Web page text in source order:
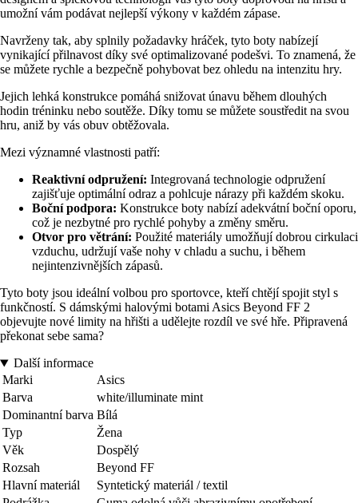
umožní vám podávat nejlepší výkony v každém zápase.
Navrženy tak, aby splnily požadavky hráček, tyto boty nabízejí
vynikající přilnavost díky své optimalizované podešvi. To znamená, že
se můžete rychle a bezpečně pohybovat bez ohledu na intenzitu hry.
Jejich lehká konstrukce pomáhá snižovat únavu během dlouhých
hodin tréninku nebo soutěže. Díky tomu se můžete soustředit na svou
hru, aniž by vás obuv obtěžovala.
Mezi významné vlastnosti patří:
Reaktivní odpružení: Integrovaná technologie odpružení
zajišťuje optimální odraz a pohlcuje nárazy při každém skoku.
Boční podpora: Konstrukce boty nabízí adekvátní boční oporu,
což je nezbytné pro rychlé pohyby a změny směru.
Otvor pro větrání: Použité materiály umožňují dobrou cirkulaci
vzduchu, udržují vaše nohy v chladu a suchu, i během
nejintenzivnějších zápasů.
Tyto boty jsou ideální volbou pro sportovce, kteří chtějí spojit styl s
funkčností. S dámskými halovými botami Asics Beyond FF 2
objevujte nové limity na hřišti a udělejte rozdíl ve své hře. Připravená
překonat sebe sama?
Další informace
Marki
Asics
Barva
white/illuminate mint
Dominantní barva Bílá
Typ
Žena
Věk
Dospělý
Rozsah
Beyond FF
Hlavní materiál
Syntetický materiál / textil